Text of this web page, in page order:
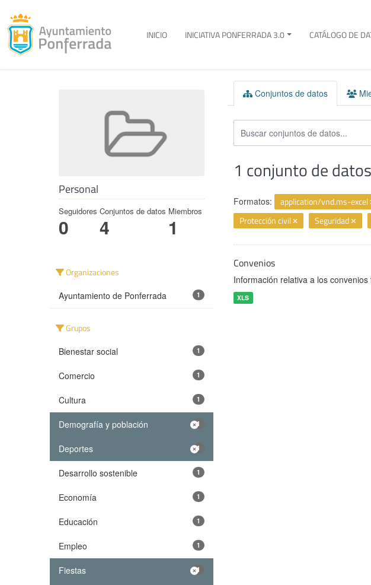
INICIO INICIATIVA PONFERRADA 3.0 CATÁLOGO DE
Personal
Seguidores
0
Conjuntos de datos
4
Miembros
1
Organizaciones
Ayuntamiento de Ponferrada 1
Grupos
Bienestar social 1
Comercio 1
Cultura 1
Demografía y población 1
Deportes 1
Desarrollo sostenible 1
Economía 1
Educación 1
Empleo 1
Fiestas 1
Conjuntos de datos
1 conjunto de
Formatos: application/vnd.ms-excel
Protección civil
Seguridad
Convenios
Información relativa a los
XLS